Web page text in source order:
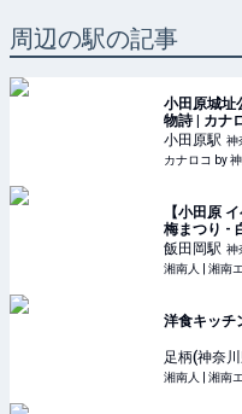
周辺の駅の記事
小田原城址
物詩 | カナ
小田原駅 神
カナロコ by
【小田原
梅まつり -
癒されて |
飯田岡駅 神
洋食キッチ
足柄(神奈